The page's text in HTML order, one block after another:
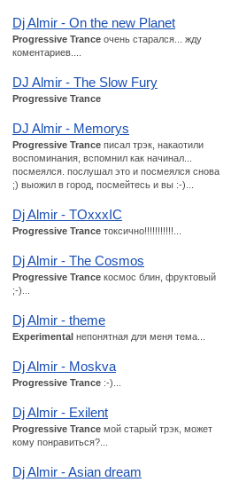
Dj Almir - On the new Planet
Progressive Trance очень старался... жду
коментариев....
DJ Almir - The Slow Fury
Progressive Trance
DJ Almir - Memorys
Progressive Trance писал трэк, накаотили
воспоминания, вспомнил как начинал...
посмеялся. послушал это и посмеялся снова
;) выожил в город, посмейтесь и вы :-)...
Dj Almir - TOxxxIC
Progressive Trance токсично!!!!!!!!!!!...
Dj Almir - The Cosmos
Progressive Trance космос блин, фруктовый
;-)...
Dj Almir - theme
Experimental непонятная для меня тема...
Dj Almir - Moskva
Progressive Trance :-)...
Dj Almir - Exilent
Progressive Trance мой старый трэк, может
кому понравиться?...
Dj Almir - Asian dream